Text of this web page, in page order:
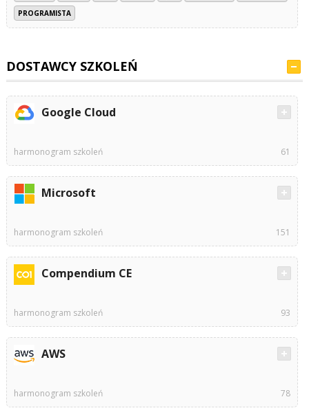
PROGRAMISTA
DOSTAWCY SZKOLEŃ
Google Cloud
harmonogram szkoleń 61
Microsoft
harmonogram szkoleń 151
Compendium CE
harmonogram szkoleń 93
AWS
harmonogram szkoleń 78